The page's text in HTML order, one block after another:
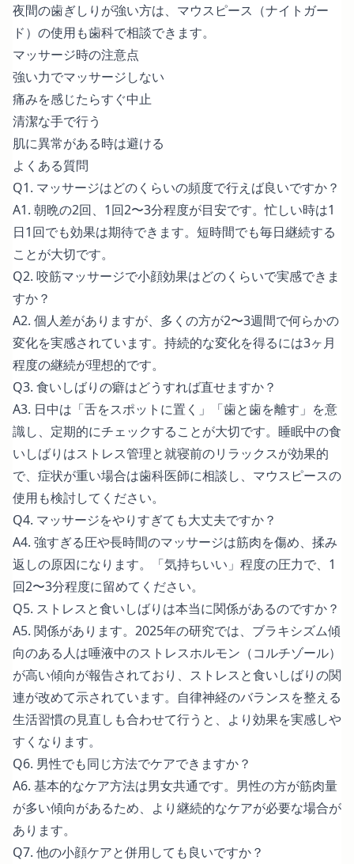
夜間の歯ぎしりが強い方は、マウスピース（ナイトガー
ド）の使用も歯科で相談できます。
マッサージ時の注意点
強い力でマッサージしない
痛みを感じたらすぐ中止
清潔な手で行う
肌に異常がある時は避ける
よくある質問
Q1. マッサージはどのくらいの頻度で行えば良いですか？
A1. 朝晩の2回、1回2〜3分程度が目安です。忙しい時は1
日1回でも効果は期待できます。短時間でも毎日継続する
ことが大切です。
Q2. 咬筋マッサージで小顔効果はどのくらいで実感できま
すか？
A2. 個人差がありますが、多くの方が2〜3週間で何らかの
変化を実感されています。持続的な変化を得るには3ヶ月
程度の継続が理想的です。
Q3. 食いしばりの癖はどうすれば直せますか？
A3. 日中は「舌をスポットに置く」「歯と歯を離す」を意
識し、定期的にチェックすることが大切です。睡眠中の食
いしばりはストレス管理と就寝前のリラックスが効果的
で、症状が重い場合は歯科医師に相談し、マウスピースの
使用も検討してください。
Q4. マッサージをやりすぎても大丈夫ですか？
A4. 強すぎる圧や長時間のマッサージは筋肉を傷め、揉み
返しの原因になります。「気持ちいい」程度の圧力で、1
回2〜3分程度に留めてください。
Q5. ストレスと食いしばりは本当に関係があるのですか？
A5. 関係があります。2025年の研究では、ブラキシズム傾
向のある人は唾液中のストレスホルモン（コルチゾール）
が高い傾向が報告されており、ストレスと食いしばりの関
連が改めて示されています。自律神経のバランスを整える
生活習慣の見直しも合わせて行うと、より効果を実感しや
すくなります。
Q6. 男性でも同じ方法でケアできますか？
A6. 基本的なケア方法は男女共通です。男性の方が筋肉量
が多い傾向があるため、より継続的なケアが必要な場合が
あります。
Q7. 他の小顔ケアと併用しても良いですか？